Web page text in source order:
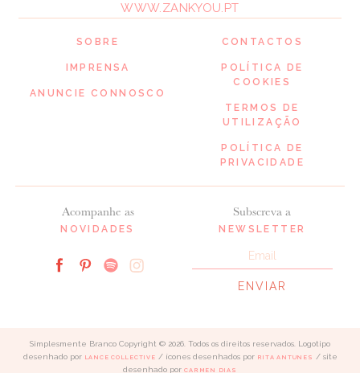
SOBRE
IMPRENSA
ANUNCIE CONNOSCO
Acompanhe as
NOVIDADES
WWW.ZANKYOU.PT
Subscreva a
NEWSLETTER
CONTACTOS
POLÍTICA DE
COOKIES
TERMOS DE
UTILIZAÇÃO
POLÍTICA DE
PRIVACIDADE
Simplesmente Branco Copyright © 2026. Todos os direitos reservados. Logotipo
desenhado por LANCE COLLECTIVE / ícones desenhados por RITA ANTUNES
/ site
desenhado porCARMEN DIAS